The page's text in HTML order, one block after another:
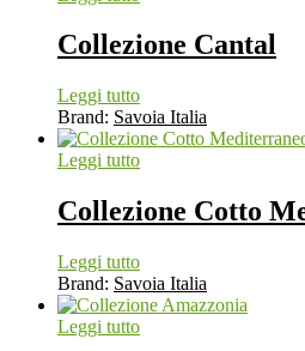
Collezione Cantal
Leggi tutto
Brand: Savoia Italia
Leggi tutto
Collezione Cotto
Leggi tutto
Brand: Savoia Italia
Leggi tutto